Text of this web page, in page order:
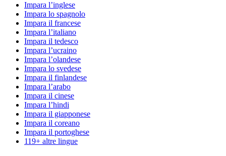
Impara l’inglese
Impara lo spagnolo
Impara il francese
Impara l’italiano
Impara il tedesco
Impara l’ucraino
Impara l’olandese
Impara lo svedese
Impara il finlandese
Impara l’arabo
Impara il cinese
Impara l’hindi
Impara il giapponese
Impara il coreano
Impara il portoghese
119+ altre lingue